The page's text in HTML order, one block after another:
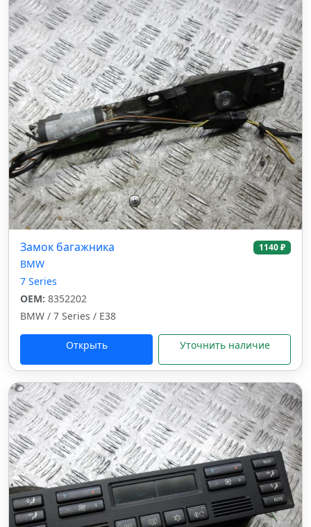
Замок багажника 1140 ₽
BMW
7 Series
OEM: 8352202
BMW / 7 Series / E38
Открыть Уточнить наличие